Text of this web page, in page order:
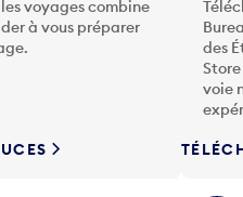
voyages combine
à vous préparer
des
voie